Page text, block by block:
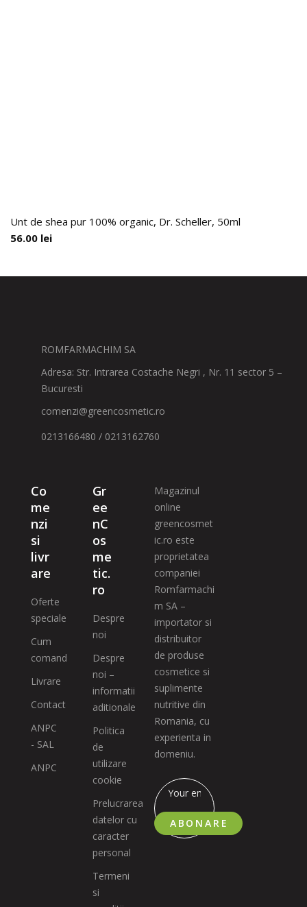
Unt de shea pur 100% organic, Dr. Scheller, 50ml
56.00 lei
ROMFARMACHIM SA
Adresa: Str. Intrarea Costache Negri , Nr. 11 sector 5 –
Bucuresti
comenzi@greencosmetic.ro
0213166480 / 0213162760
Co
me
nzi
si
livr
are
Oferte
speciale
Cum
comand
Livrare
Contact
ANPC
- SAL
ANPC
Gr
ee
nC
os
me
tic.
ro
Despre
noi
Despre
noi –
informatii
aditionale
Politica
de
utilizare
cookie
Prelucrarea
datelor cu
caracter
personal
Termeni
si
Magazinul
online
greencosmet
ic.ro este
proprietatea
companiei
Romfarmachi
m SA –
importator si
distribuitor
de produse
cosmetice si
suplimente
nutritive din
Romania, cu
experienta in
domeniu.
ABONARE